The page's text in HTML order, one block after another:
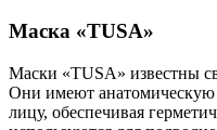
Маска «TUSA»
Маски «TUSA» известны
Они имеют
лицу, обеспечивая